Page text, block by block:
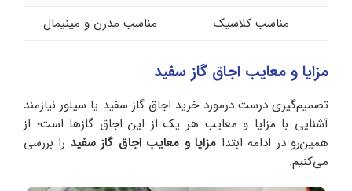
مناسب کلاسیک
مناسب مدرن و مینیمال
مزایا و معایب اجاق گاز سفید
تصمیم‌گیری درست درمورد خرید اجاق‌ گاز سفید یا سیلور نیازمند
آشنایی با مزایا و معایب هر یک از این اجاق گازها است؛ از
همین‌رو در ادامه ابتدا مزایا و معایب اجاق گاز سفید را بررسی
می‌کنیم.